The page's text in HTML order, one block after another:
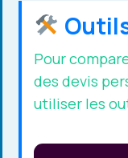
Pour
des devis
utiliser les